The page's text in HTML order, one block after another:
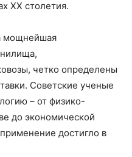
XX столетия.
мощнейшая
четко определены
Советские ученые
– от физико-
до экономической
достигло в